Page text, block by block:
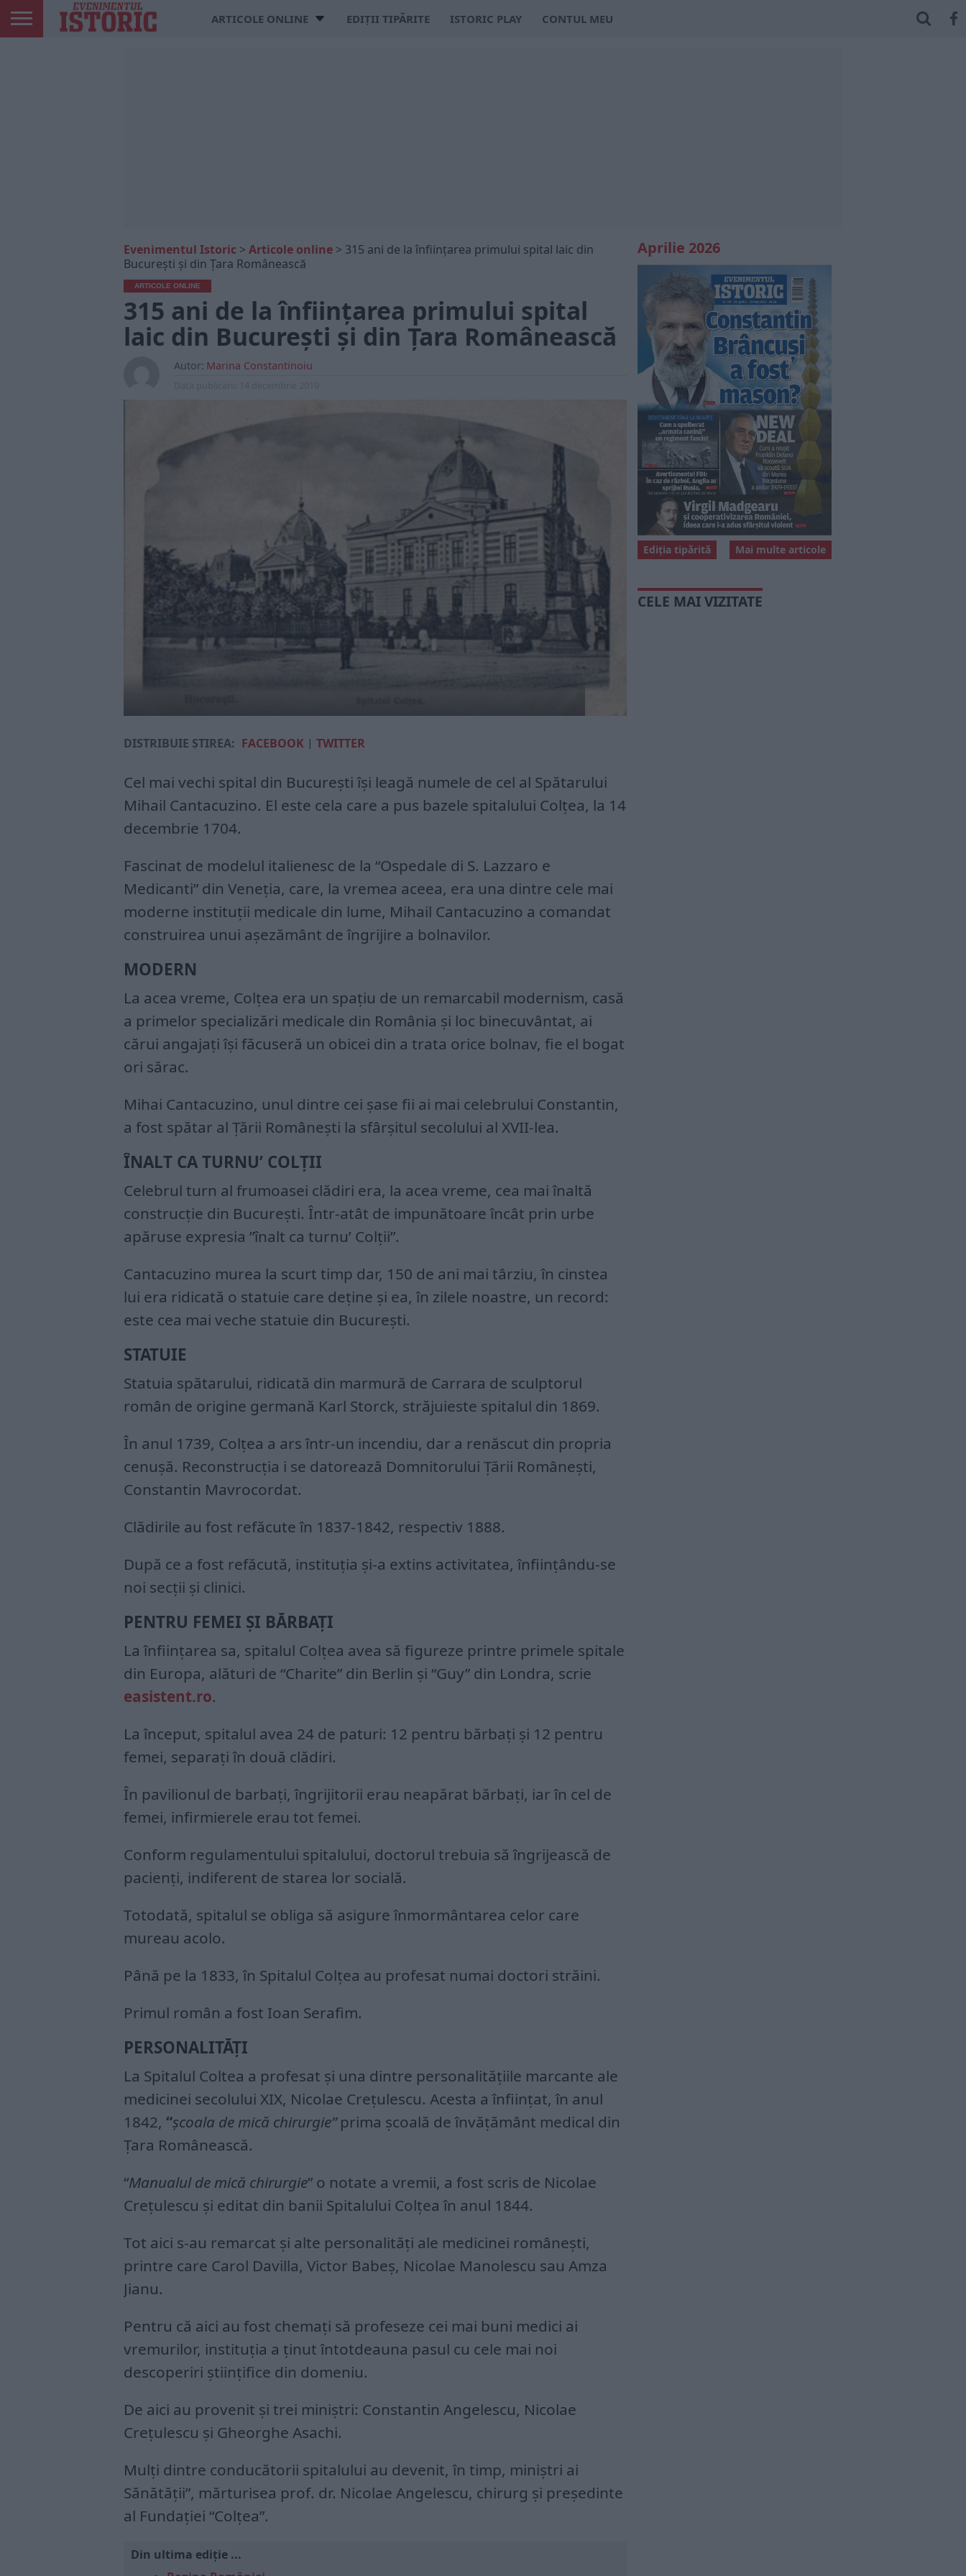
ARTICOLE ONLINE EDIȚII TIPĂRITE ISTORIC PLAY CONTUL MEU
Evenimentul Istoric > Articole online > 315 ani de la înfiinţarea primului spital laic din
Bucureşti şi din Ţara Românească
ARTICOLE ONLINE
315 ani de la înfiinţarea primului spital
laic din Bucureşti şi din Ţara Românească
Autor: Marina Constantinoiu
DISTRIBUIE ȘTIREA: FACEBOOK | TWITTER
Cel mai vechi spital din București își leagă numele de cel al Spătarului
Mihail Cantacuzino. El este cela care a pus bazele spitalului Colțea, la 14
decembrie 1704.
Fascinat de modelul italienesc de la “Ospedale di S. Lazzaro e
Medicanti” din Veneția, care, la vremea aceea, era una dintre cele mai
moderne instituții medicale din lume, Mihail Cantacuzino a comandat
construirea unui așezământ de îngrijire a bolnavilor.
MODERN
La acea vreme, Colțea era un spațiu de un remarcabil modernism, casă
a primelor specializări medicale din România și loc binecuvântat, ai
cărui angajați își făcuseră un obicei din a trata orice bolnav, fie el bogat
ori sărac.
Mihai Cantacuzino, unul dintre cei șase fii ai mai celebrului Constantin,
a fost spătar al Țării Românești la sfârșitul secolului al XVII-lea.
ÎNALT CA TURNU’ COLŢII
Celebrul turn al frumoasei clădiri era, la acea vreme, cea mai înaltă
construcție din București. Într-atât de impunătoare încât prin urbe
apăruse expresia ”înalt ca turnu’ Colții”.
Cantacuzino murea la scurt timp dar, 150 de ani mai târziu, în cinstea
lui era ridicată o statuie care deține și ea, în zilele noastre, un record:
este cea mai veche statuie din București.
STATUIE
Statuia spătarului, ridicată din marmură de Carrara de sculptorul
român de origine germană Karl Storck, străjuieste spitalul din 1869.
În anul 1739, Colțea a ars într-un incendiu, dar a renăscut din propria
cenușă. Reconstrucția i se datorează Domnitorului Țării Românești,
Constantin Mavrocordat.
Clădirile au fost refăcute în 1837-1842, respectiv 1888.
După ce a fost refăcută, instituția și-a extins activitatea, înființându-se
noi secții și clinici.
PENTRU FEMEI ŞI BĂRBAŢI
La înființarea sa, spitalul Colțea avea să figureze printre primele spitale
din Europa, alături de “Charite” din Berlin și “Guy” din Londra, scrie
easistent.ro.
La început, spitalul avea 24 de paturi: 12 pentru bărbați și 12 pentru
femei, separați în două clădiri.
În pavilionul de barbați, îngrijitorii erau neapărat bărbați, iar în cel de
femei, infirmierele erau tot femei.
Conform regulamentului spitalului, doctorul trebuia să îngrijească de
pacienți, indiferent de starea lor socială.
Totodată, spitalul se obliga să asigure înmormântarea celor care
mureau acolo.
Până pe la 1833, în Spitalul Colțea au profesat numai doctori străini.
Primul român a fost Ioan Serafim.
PERSONALITĂŢI
La Spitalul Coltea a profesat și una dintre personalitățiile marcante ale
medicinei secolului XIX, Nicolae Crețulescu. Acesta a înființat, în anul
1842, “școala de mică chirurgie”prima școală de învățământ medical din
Țara Românească.
“Manualul de mică chirurgie” o notate a vremii, a fost scris de Nicolae
Crețulescu și editat din banii Spitalului Colțea în anul 1844.
Tot aici s-au remarcat și alte personalități ale medicinei românești,
printre care Carol Davilla, Victor Babeș, Nicolae Manolescu sau Amza
Jianu.
Pentru că aici au fost chemați să profeseze cei mai buni medici ai
vremurilor, instituția a ținut întotdeauna pasul cu cele mai noi
descoperiri științifice din domeniu.
De aici au provenit și trei miniștri: Constantin Angelescu, Nicolae
Crețulescu și Gheorghe Asachi.
Mulți dintre conducătorii spitalului au devenit, în timp, miniștri ai
Sănătății”, mărturisea prof. dr. Nicolae Angelescu, chirurg și președinte
al Fundației “Colțea”.
Din ultima ediție ...
Aprilie 2026
Mai multe articole
Ediția tipărită
CELE MAI VIZITATE